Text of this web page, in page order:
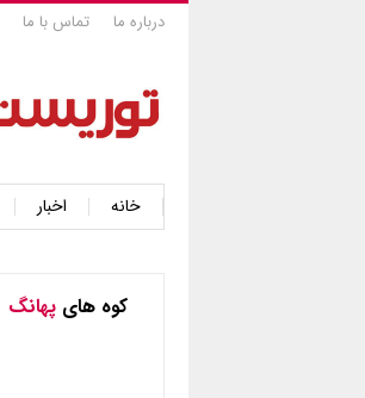
درباره ما تماس با ما
خانه اخبار
کوه های پهانگ